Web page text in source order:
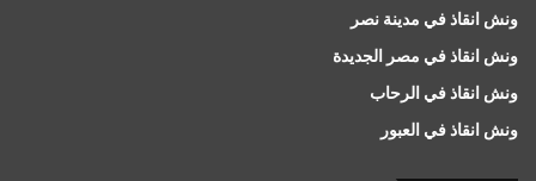
ونش انقاذ في مدينة نصر
ونش انقاذ في مصر الجديدة
ونش انقاذ في الرحاب
ونش انقاذ في العبور